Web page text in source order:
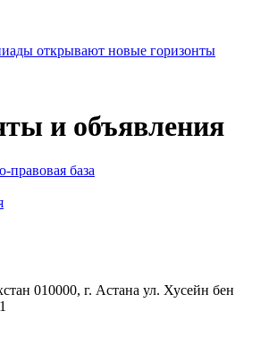
открывают новые горизонты
и объявления
правовая база
010000, г. Астана ул. Хусейн бен